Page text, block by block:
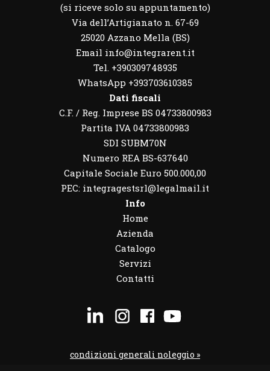
(si riceve solo su appuntamento)
Via dell’Artigianato n. 67-69
25020 Azzano Mella (BS)
Email info@integrarent.it
Tel. +390309748935
WhatsApp +393703610385
Dati fiscali
C.F. / Reg. Imprese BS 04733800983
Partita IVA 04733800983
SDI SUBM70N
Numero REA BS-637640
Capitale Sociale Euro 500.000,00
PEC: integragestsrl@legalmail.it
Info
Home
Azienda
Catalogo
Servizi
Contatti
condizioni generali noleggio »